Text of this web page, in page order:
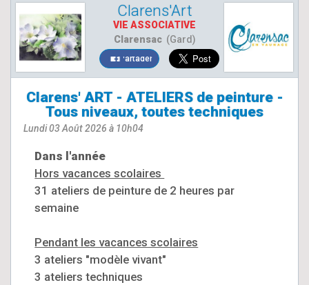
Clarens'Art
VIE ASSOCIATIVE
Clarensac(Gard)
Partager
Clarens' ART - ATELIERS de peinture -
Tous niveaux, toutes techniques
Lundi 03 Août 2026 à 10h04
Dans l'année
Hors vacances scolaires
31 ateliers de peinture de 2 heures par
semaine
Pendant les vacances scolaires
3 ateliers "modèle vivant"
3 ateliers techniques